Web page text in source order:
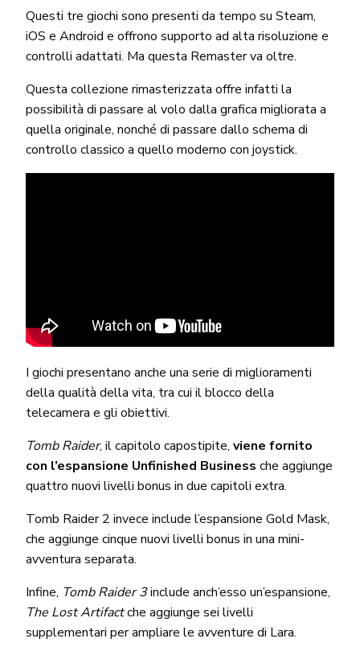
Questi tre giochi sono presenti da tempo su Steam,
iOS e Android e offrono supporto ad alta risoluzione e
controlli adattati. Ma questa Remaster va oltre.
Questa collezione rimasterizzata offre infatti la
possibilità di passare al volo dalla grafica migliorata a
quella originale, nonché di passare dallo schema di
controllo classico a quello moderno con joystick.
I giochi presentano anche una serie di miglioramenti
della qualità della vita, tra cui il blocco della
telecamera e gli obiettivi.
Tomb Raider, il capitolo capostipite,viene fornito
con l’espansione Unfinished Business che aggiunge
quattro nuovi livelli bonus in due capitoli extra.
Tomb Raider 2 invece include l’espansione Gold Mask,
che aggiunge cinque nuovi livelli bonus in una mini-
avventura separata.
Infine, Tomb Raider 3include anch’esso un’espansione,
The Lost Artifactche aggiunge sei livelli
supplementari per ampliare le avventure di Lara.